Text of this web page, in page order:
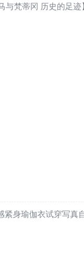
与梵蒂冈 历史的足迹
紧身瑜伽衣试穿写真